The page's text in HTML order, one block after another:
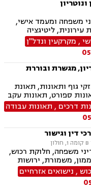
משפחה ומעמד אישי,
ליטיגציה
סכסוכים כספיים,
ייפוי כוח מתמשך,
, מקרקעין ונדל"ן
מגשרת ובוררת
גוף ותאונות, תאונת
ספורט, תאונות עקב
לאומי, גישור,
ירושות וצוואות, ייפוי
עבירה, בריאות
דרכים , תאונות עבודה
דין וגישור
משפחה, חלוקת רכוש,
משמורת, ירושות
מזונות, ידועים בציבור,
תיאום הורי, ניכור
אישי, עסקאות מתנה.
, נישואים אזרחיים